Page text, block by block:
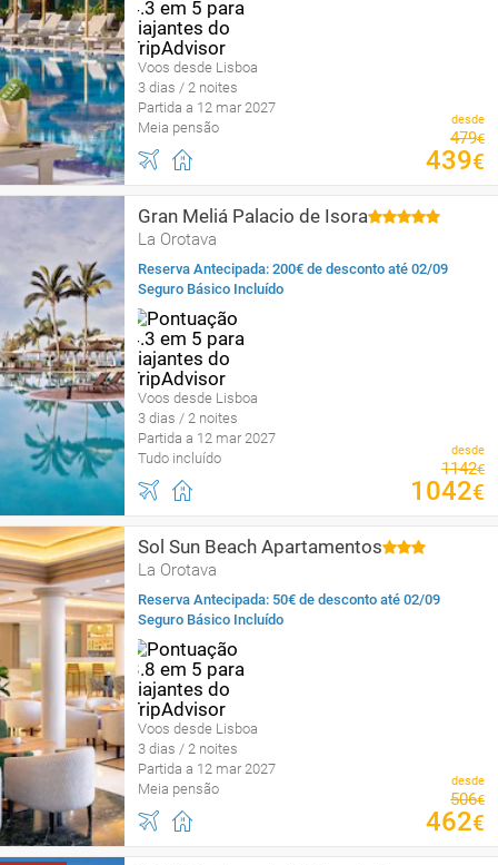
Voos desde Lisboa
3 dias / 2 noites
Partida a 12 mar 2027
Meia pensão
desde
479€
439€
Gran Meliá Palacio de Isora
La Orotava
Reserva Antecipada: 200€ de desconto até 02/09
Seguro Básico Incluído
Voos desde Lisboa
3 dias / 2 noites
Partida a 12 mar 2027
Tudo incluído
desde
1142€
1042€
Sol Sun Beach Apartamentos
La Orotava
Reserva Antecipada: 50€ de desconto até 02/09
Seguro Básico Incluído
Voos desde Lisboa
3 dias / 2 noites
Partida a 12 mar 2027
Meia pensão
desde
506€
462€